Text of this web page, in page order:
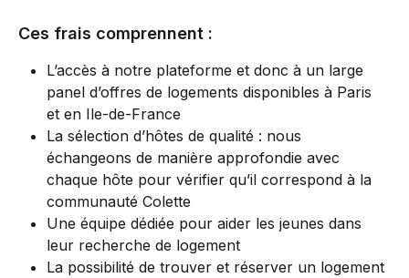
Ces frais comprennent :
L’accès à notre plateforme et donc à un large
panel d’offres de logements disponibles à Paris
et en Ile-de-France
La sélection d’hôtes de qualité : nous
échangeons de manière approfondie avec
chaque hôte pour vérifier qu’il correspond à la
communauté Colette
Une équipe dédiée pour aider les jeunes dans
leur recherche de logement
La possibilité de trouver et réserver un logement